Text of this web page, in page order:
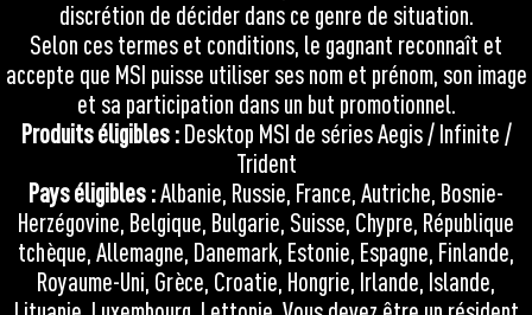
discrétion de décider dans ce genre de situation.
Selon ces termes et conditions, le gagnant reconnaît et
accepte que MSI puisse utiliser ses nom et prénom, son image
et sa participation dans un but promotionnel.
Produits éligibles :Desktop MSI de séries Aegis / Infinite /
Trident
Pays éligibles :Albanie, Russie, France, Autriche, Bosnie-
Herzégovine, Belgique, Bulgarie, Suisse, Chypre, République
tchèque, Allemagne, Danemark, Estonie, Espagne, Finlande,
Royaume-Uni, Grèce, Croatie, Hongrie, Irlande, Islande,